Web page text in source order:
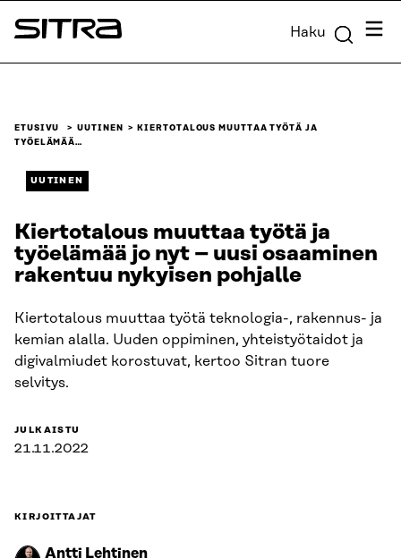
Siirry
suoraan
Sitra Haku
ETUSIVU UUTINEN
KIERTOTALOUS MUUTTAA TYÖTÄ JA
TYÖELÄMÄÄ…
UUTINEN
Kiertotalous muuttaa työtä ja
työelämää jo nyt – uusi osaaminen
rakentuu nykyisen pohjalle
Kiertotalous muuttaa työtä teknologia-, rakennus- ja
kemian alalla. Uuden oppiminen, yhteistyötaidot ja
digivalmiudet korostuvat, kertoo Sitran tuore
selvitys.
JULKAISTU
21.11.2022
KIRJOITTAJAT
Antti Lehtinen